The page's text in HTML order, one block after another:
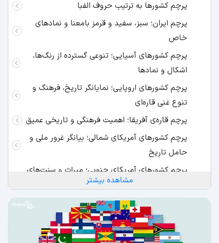
پرچم کشورها به ترتیب حروف الفبا
پرچم ایران؛ سبز، سفید و قرمز بامعنا و نمادهای
خاص
پرچم کشورهای آسیایی؛ تنوعی گسترده از رنگ‌ها،
اشکال و نمادها
پرچم کشورهای اروپایی؛ نمایانگر تاریخ، فرهنگ و
تنوع غنی قاره‌ای
پرچم قاره‌ی آفریقا؛ اهمیت فرهنگی و تاریخی عمیق
پرچم کشورهای آمریکای شمالی؛ بیانگر غرور ملی و
حامل تاریخ
پرچم کشورهای آمریکای جنوبی؛ میراث و سنت‌های
پرچم کشورهای قاره اقیانوسیه؛ نقوش سنتی،
نمادهای اجدادی و عناصر طبیعی
پرچم و نقش آن‌ها در نشان‌دادن هویت ملی هر
مشاهده بیشتر